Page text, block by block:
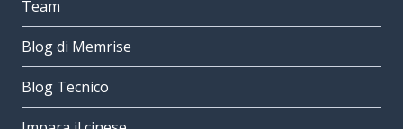
Team
Blog di Memrise
Blog Tecnico